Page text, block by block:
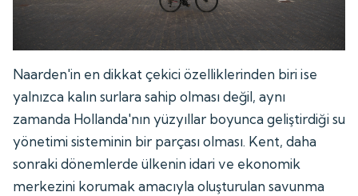
Naarden'in en dikkat çekici özelliklerinden biri ise
yalnızca kalın surlara sahip olması değil, aynı
zamanda Hollanda'nın yüzyıllar boyunca geliştirdiği su
yönetimi sisteminin bir parçası olması. Kent, daha
sonraki dönemlerde ülkenin idari ve ekonomik
merkezini korumak amacıyla oluşturulan savunma